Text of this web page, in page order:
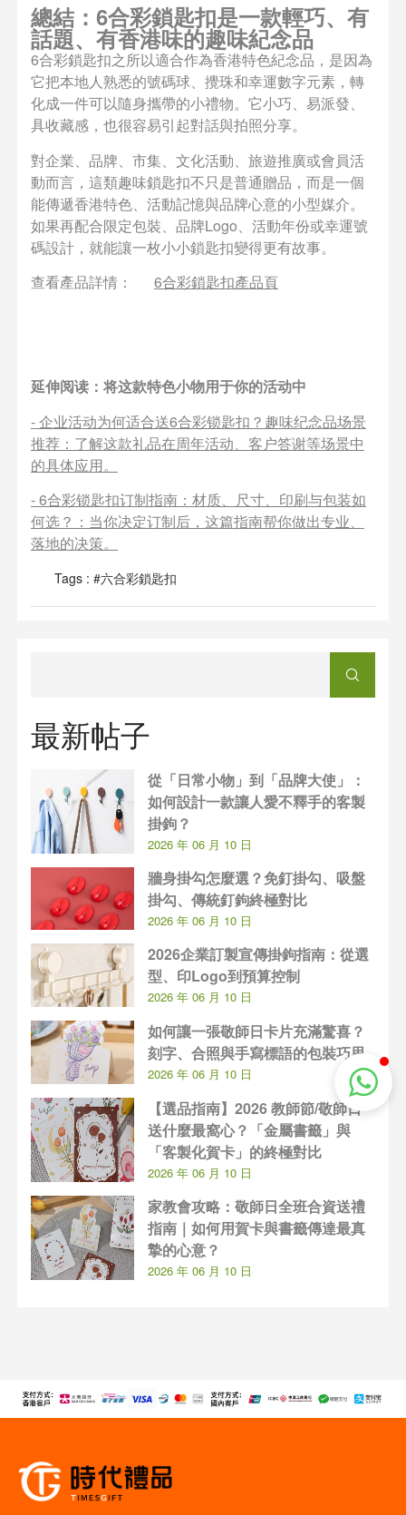
總結：6合彩鎖匙扣是一款輕巧、有
話題、有香港味的趣味紀念品
6合彩鎖匙扣之所以適合作為香港特色紀念品，是因為
它把本地人熟悉的號碼球、攪珠和幸運數字元素，轉
化成一件可以隨身攜帶的小禮物。它小巧、易派發、
具收藏感，也很容易引起對話與拍照分享。
對企業、品牌、市集、文化活動、旅遊推廣或會員活
動而言，這類趣味鎖匙扣不只是普通贈品，而是一個
能傳遞香港特色、活動記憶與品牌心意的小型媒介。
如果再配合限定包裝、品牌Logo、活動年份或幸運號
碼設計，就能讓一枚小小鎖匙扣變得更有故事。
查看產品詳情： 6合彩鎖匙扣產品頁
延伸阅读：将这款特色小物用于你的活动中
-企业活动为何适合送6合彩锁匙扣？趣味纪念品场景
推荐：了解这款礼品在周年活动、客户答谢等场景中
的具体应用。
-6合彩锁匙扣订制指南：材质、尺寸、印刷与包装如
何选？ ：当你决定订制后，这篇指南帮你做出专业、
落地的决策。
Tags : #六合彩鎖匙扣
最新帖子
從「日常小物」到「品牌大使」：
如何設計一款讓人愛不釋手的客製
掛鉤？
2026 年 06 月 10 日
牆身掛勾怎麼選？免釘掛勾、吸盤
掛勾、傳統釘鉤終極對比
2026 年 06 月 10 日
2026企業訂製宣傳掛鉤指南：從選
型、印Logo到預算控制
2026 年 06 月 10 日
如何讓一張敬師日卡片充滿驚喜？
刻字、合照與手寫標語的包裝巧思
2026 年 06 月 10 日
【選品指南】2026 教師節/敬師日
送什麼最窩心？「金屬書籤」與
「客製化賀卡」的終極對比
2026 年 06 月 10 日
家教會攻略：敬師日全班合資送禮
指南｜如何用賀卡與書籤傳達最真
摯的心意？
2026 年 06 月 10 日